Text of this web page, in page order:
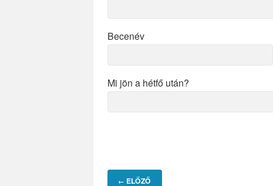
Becenév
Mi jön a hétfő után?
← ELŐZŐ